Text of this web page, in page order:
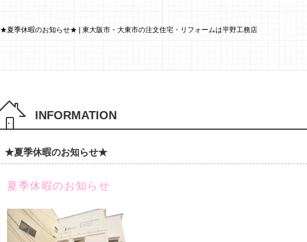
★夏季休暇のお知らせ★ | 東大阪市・大東市の注文住宅・リフォームは平野工務店
INFORMATION
★夏季休暇のお知らせ★
夏季休暇のお知らせ